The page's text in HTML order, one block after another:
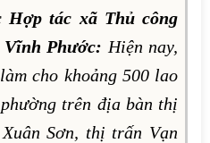
Hợp tác xã Thủ công
Vĩnh Phước: Hiện nay,
cho khoảng 500 lao
trên địa bàn thị
Sơn, thị trấn Vạn